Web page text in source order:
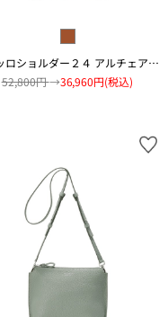
オテッロショルダー２４ アルチェアコピアート
52,800円→36,960円(税込)